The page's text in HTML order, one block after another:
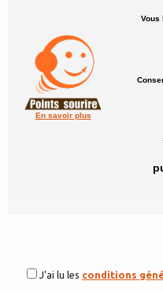
En savoir plus
Vous
J'ai lu les conditions